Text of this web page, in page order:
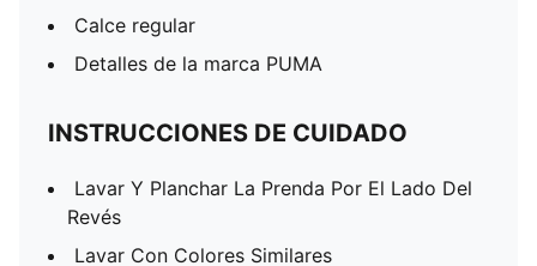
Calce regular
Detalles de la marca PUMA
INSTRUCCIONES DE CUIDADO
Lavar Y Planchar La Prenda Por El Lado Del
Revés
Lavar Con Colores Similares